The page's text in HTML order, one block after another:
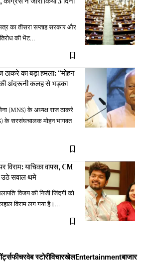
का तीसरा सप्ताह सरकार और
की भेंट…
का बड़ा हमला: “मोहन
अंदरूनी कलह से भड़का
(MNS) के अध्यक्ष राज ठाकरे
के सरसंघचालक मोहन भागवत
विराम: याचिका वापस, CM
उठे सवाल थमे
विजय की निजी जिंदगी को
विराम लग गया है।…
फीचरवेब स्टोरीविचारखेलEntertainmentबाजार